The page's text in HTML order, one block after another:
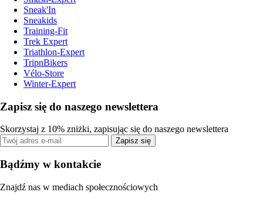
Sneak'In
Sneakids
Training-Fit
Trek Expert
Triathlon-Expert
TripnBikers
Vélo-Store
Winter-Expert
Zapisz się do naszego newslettera
Skorzystaj z 10% zniżki, zapisując się do naszego newslettera
Zapisz się
Bądźmy w kontakcie
Znajdź nas w mediach społecznościowych